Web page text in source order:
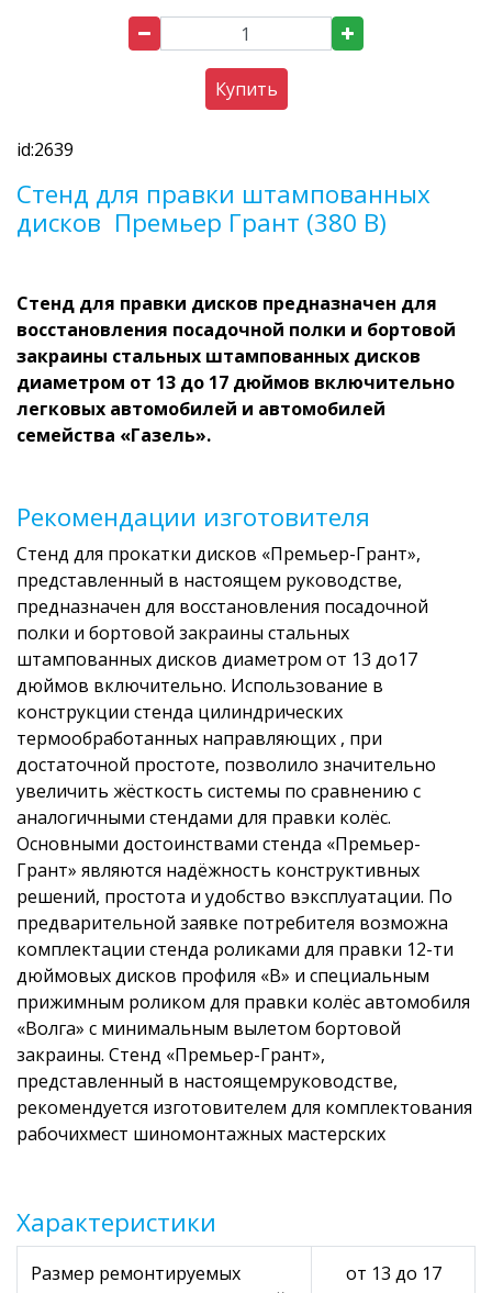
Купить
id:2639
Стенд для правки штампованных
дисков Премьер Грант (380 В)
Стенд для правки дисков предназначен для
восстановления посадочной полки и бортовой
закраины стальных штампованных дисков
диаметром от 13 до 17 дюймов включительно
легковых автомобилей и автомобилей
семейства «Газель».
Рекомендации изготовителя
Стенд для прокатки дисков «Премьер-Грант»,
представленный в настоящем руководстве,
предназначен для восстановления посадочной
полки и бортовой закраины стальных
штампованных дисков диаметром от 13 до17
дюймов включительно. Использование в
конструкции стенда цилиндрических
термообработанных направляющих , при
достаточной простоте, позволило значительно
увеличить жёсткость системы по сравнению с
аналогичными стендами для правки колёс.
Основными достоинствами стенда «Премьер-
Грант» являются надёжность конструктивных
решений, простота и удобство вэксплуатации. По
предварительной заявке потребителя возможна
комплектации стенда роликами для правки 12-ти
дюймовых дисков профиля «В» и специальным
прижимным роликом для правки колёс автомобиля
«Волга» с минимальным вылетом бортовой
закраины. Стенд «Премьер-Грант»,
представленный в настоящемруководстве,
рекомендуется изготовителем для комплектования
рабочихмест шиномонтажных мастерских
Характеристики
Размер ремонтируемых
от 13 до 17